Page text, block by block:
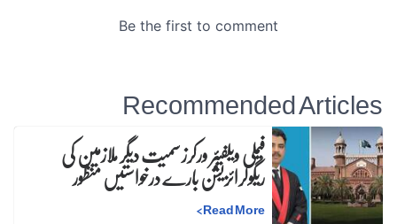
Recommended Articles
فیملی ویلفیئر ورکرز سمیت دیگر ملازمین کی
ریگولرائزیشن بارے درخواستیں منظور
Read More
>